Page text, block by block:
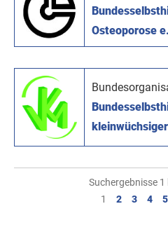
Osteoporose
Suchergebnisse 1
1
2 3 4 5